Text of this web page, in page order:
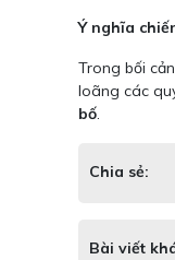
Ý nghĩa
Trong bối
loãng các
bố.
Chia sẻ:
Bài viết